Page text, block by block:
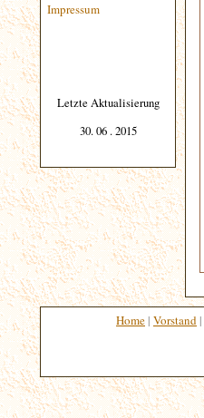
Impressum
Letzte Aktualisierung
30. 06 . 2015
Home | Vorstand |